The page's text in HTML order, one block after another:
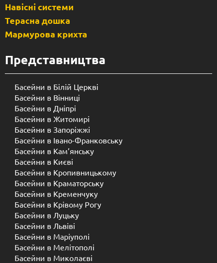
Навісні системи
Терасна дошка
Мармурова крихта
Представництва
Басейни в Білій Церкві
Басейни в Вінниці
Басейни в Дніпрі
Басейни в Житомирі
Басейни в Запоріжжі
Басейни в Івано-Франковську
Басейни в Кам’янську
Басейни в Києві
Басейни в Кропивницькому
Басейни в Краматорську
Басейни в Кременчуку
Басейни в Крівому Рогу
Басейни в Луцьку
Басейни в Львіві
Басейни в Маріуполі
Басейни в Мелітополі
Басейни в Миколаєві